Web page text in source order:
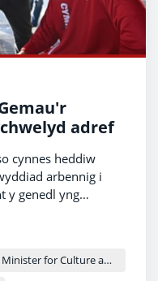
adref
cynnes heddiw
arbennig i
y genedl yng
Trefnydd, Chief Whip and Cabinet Minister for Culture and Sport - Heledd Fychan